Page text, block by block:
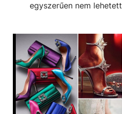
egyszerűen nem